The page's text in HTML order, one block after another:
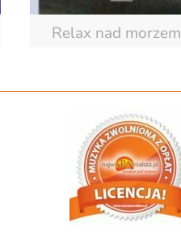
Relax nad morzem